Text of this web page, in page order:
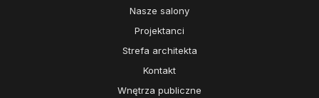
Nasze salony
Projektanci
Strefa architekta
Kontakt
Wnętrza publiczne